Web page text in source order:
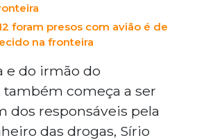
foram presos com avião é de
na fronteira
e do irmão do
também começa a ser
dos responsáveis pela
das drogas, Sírio